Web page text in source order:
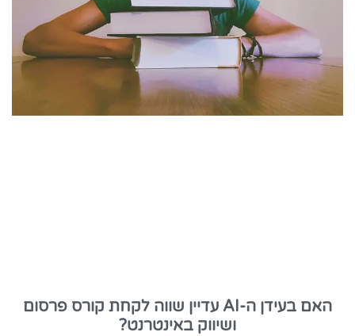
האם בעידן ה-AI עדיין שווה לקחת קורס פרסום
ושיווק באינטרנט?